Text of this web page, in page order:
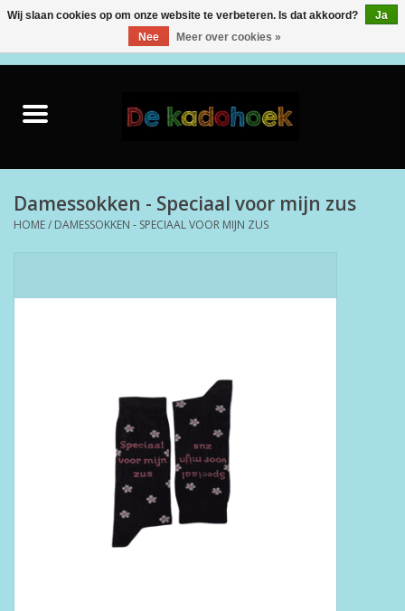
Puzzels & Spellen
Damessokken - Speciaal voor mijn zus
HOME/ DAMESSOKKEN - SPECIAAL VOOR MIJN ZUS
Wij slaan cookies op om onze website te verbeteren. Is dat akkoord?
Ja
Nee
Meer over cookies »